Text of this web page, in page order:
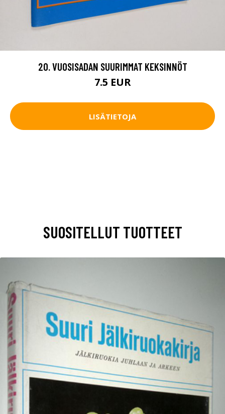
20. VUOSISADAN SUURIMMAT KEKSINNÖT
7.5 EUR
LISÄTIETOJA
SUOSITELLUT TUOTTEET